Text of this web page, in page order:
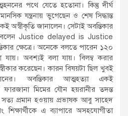
পথে যেতে হতোনা। কিন্তু দীর্ঘ
যন্ত্রনায় ভুগেছেন ও শেষ সিদ্ধান্ত
অস্বীকৃতি জানালেন। সেটাই অবন্তিকার
Justice delayed is Justice
ক্ষেত্রে। অনেকে বলতে পারেন ১২০
যায়। অবশ্যই বলা যায়। বিলম্ব করার
করেছেন। কারন বিষয়টা ছিল খুবই
অবন্তিকার আত্মহত্যা একই
ফারজানা মিমের যৌন হয়রানীর তদন্ত
সত্য প্রমান হওয়ায় প্রভাষক আবু সাহেদ
শিক্ষার্থীকে এ ব্যাপারে অসহযোগীতা